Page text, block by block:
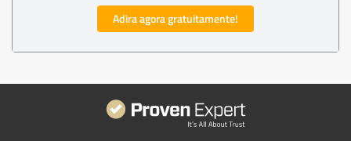
Adira agora gratuitamente!